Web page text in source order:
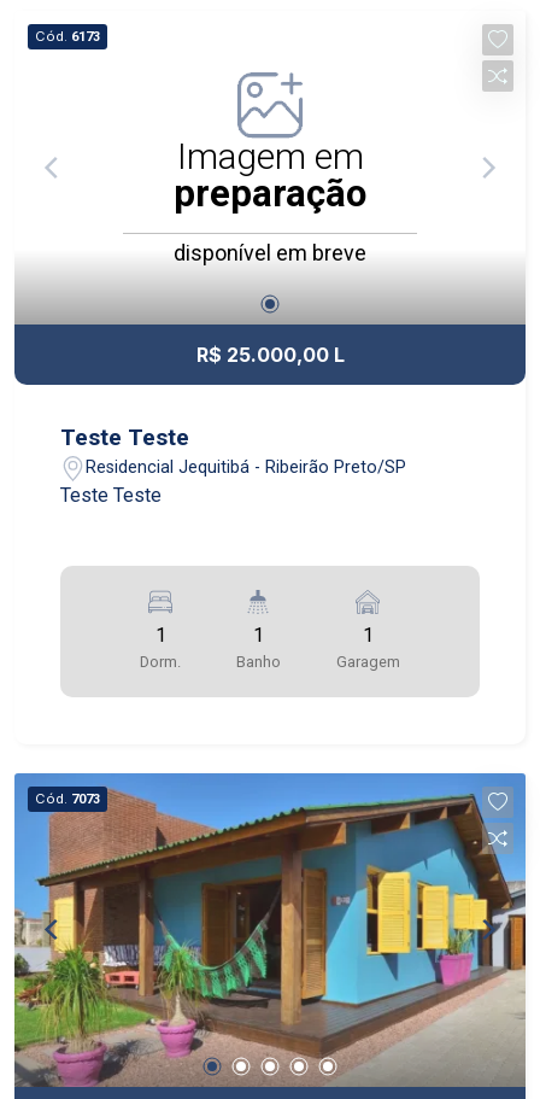
Cód. 6173
Imagem em
preparação
disponível em breve
R$ 25.000,00 L
Teste Teste
Residencial Jequitibá - Ribeirão Preto/SP
Teste Teste
1
Dorm.
1
Banho
1
Garagem
Cód. 7073